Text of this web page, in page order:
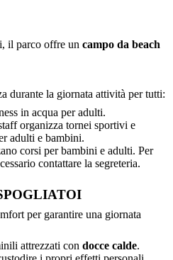
il parco offre un campo da beach
durante la giornata attività per tutti:
in acqua per adulti.
organizza tornei sportivi e
adulti e bambini.
corsi per bambini e adulti. Per
contattare la segreteria.
per garantire una giornata
attrezzati con docce calde.